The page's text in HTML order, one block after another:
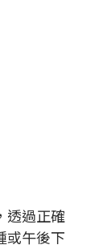
透過正確
或午後下